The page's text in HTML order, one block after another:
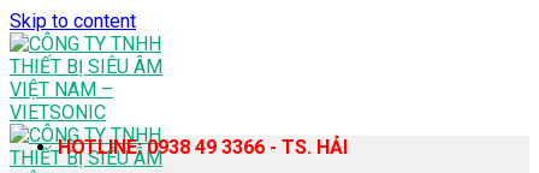
Skip to content
HOTLINE: 0938 49 3366 - TS. HẢI